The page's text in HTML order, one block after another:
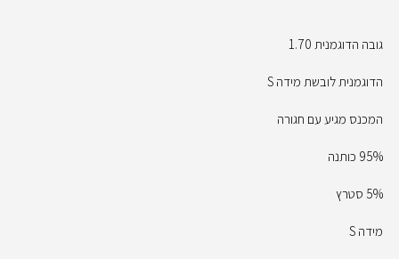
גובה הדוגמנית 1.70
הדוגמנית לובשת מידה S
המכנס מגיע עם חגורה
95% כותנה
5% סטרץ
מידה S